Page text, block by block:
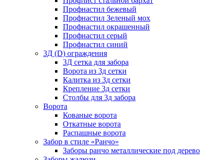
Профнастил бежевый
Профнастил Зеленый мох
Профнастил окрашенный
Профнастил серый
Профнастил синий
3Д (D) ограждения
3Д сетка для забора
Ворота из 3д сетки
Калитка из 3д сетки
Крепление 3д сетки
Столбы для 3д забора
Ворота
Кованые ворота
Откатные ворота
Распашные ворота
Забор в стиле «Ранчо»
Заборы ранчо металлические под дерево